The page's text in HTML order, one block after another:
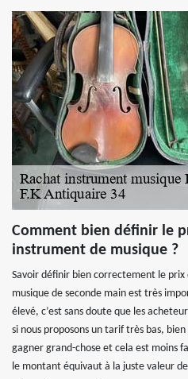
Comment bien définir le
instrument de musique ?
Savoir définir bien correctement le prix
musique de seconde main est très
élevé, c’est sans doute que les
si nous proposons un tarif très bas,
gagner grand-chose et cela est moins
le montant équivaut à la juste valeur